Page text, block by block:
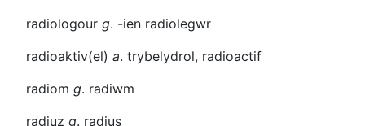
radiologour g. -ien radiolegwr
radioaktiv(el) a. trybelydrol, radioactif
radiom g. radiwm
radiuz g. radius